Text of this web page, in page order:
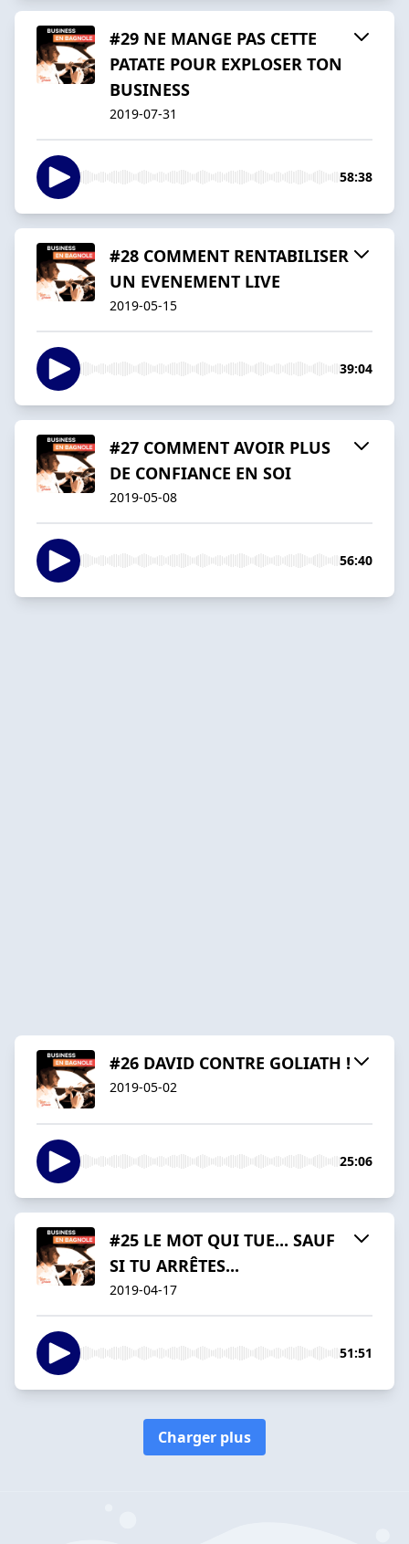
#29 NE MANGE PAS CETTE
PATATE POUR EXPLOSER TON
BUSINESS
2019-07-31
58:38
#28 COMMENT RENTABILISER
UN EVENEMENT LIVE
2019-05-15
39:04
#27 COMMENT AVOIR PLUS
DE CONFIANCE EN SOI
2019-05-08
56:40
#26 DAVID CONTRE GOLIATH !
2019-05-02
25:06
#25 LE MOT QUI TUE... SAUF
SI TU ARRÊTES...
2019-04-17
51:51
Charger plus